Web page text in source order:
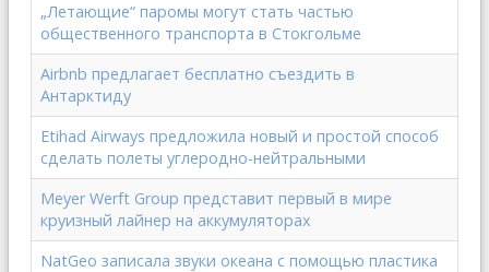
„Летающие“ паромы могут стать частью
общественного транспорта в Стокгольме
Airbnb предлагает бесплатно съездить в
Антарктиду
Etihad Airways предложила новый и простой способ
сделать полеты углеродно-нейтральными
Meyer Werft Group представит первый в мире
круизный лайнер на аккумуляторах
NatGeo записала звуки океана с помощью пластика